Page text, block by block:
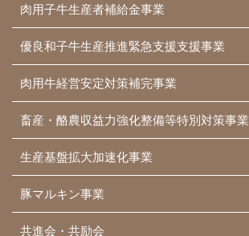
肉用子牛生産者補給金事業
優良和子牛生産推進緊急支援支援事業
肉用牛経営安定対策補完事業
畜産・酪農収益力強化整備等特別対策事業
生産基盤拡大加速化事業
豚マルキン事業
共進会・共励会